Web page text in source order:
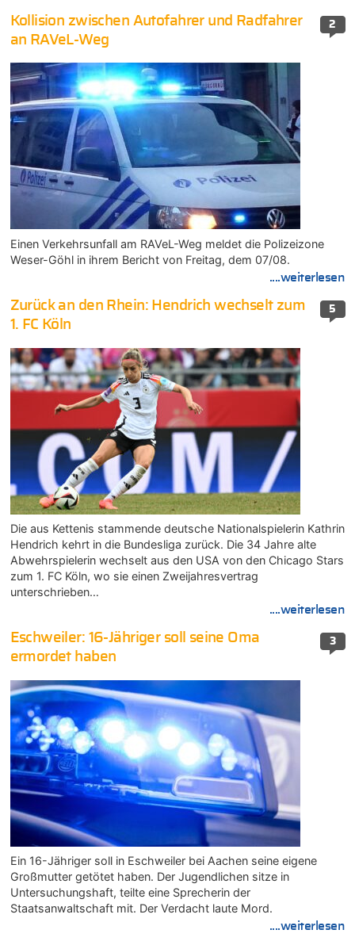
2
Kollision zwischen Autofahrer und Radfahrer
an RAVeL-Weg
Einen Verkehrsunfall am RAVeL-Weg meldet die Polizeizone
Weser-Göhl in ihrem Bericht von Freitag, dem 07/08.
....weiterlesen
5
Zurück an den Rhein: Hendrich wechselt zum
1. FC Köln
Die aus Kettenis stammende deutsche Nationalspielerin Kathrin
Hendrich kehrt in die Bundesliga zurück. Die 34 Jahre alte
Abwehrspielerin wechselt aus den USA von den Chicago Stars
zum 1. FC Köln, wo sie einen Zweijahresvertrag
unterschrieben…
....weiterlesen
3
Eschweiler: 16-Jähriger soll seine Oma
ermordet haben
Ein 16-Jähriger soll in Eschweiler bei Aachen seine eigene
Großmutter getötet haben. Der Jugendlichen sitze in
Untersuchungshaft, teilte eine Sprecherin der
Staatsanwaltschaft mit. Der Verdacht laute Mord.
....weiterlesen